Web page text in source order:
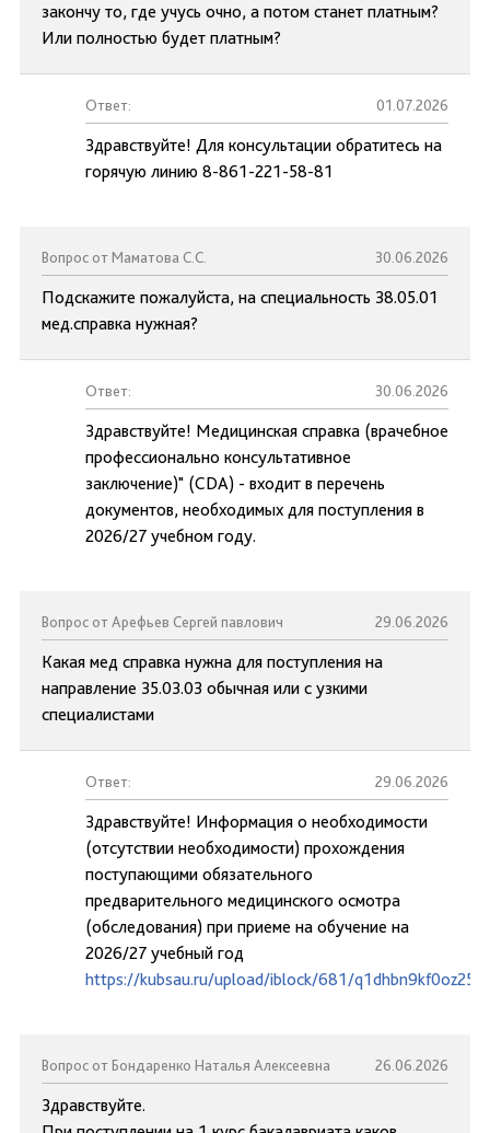
закончу то, где учусь очно, а потом станет платным?
Или полностью будет платным?
Ответ: 01.07.2026
Здравствуйте! Для консультации обратитесь на
горячую линию 8-861-221-58-81
Вопрос от Маматова С.С. 30.06.2026
Подскажите пожалуйста, на специальность 38.05.01
мед.справка нужная?
Ответ: 30.06.2026
Здравствуйте! Медицинская справка (врачебное
профессионально консультативное
заключение)" (CDA) - входит в перечень
документов, необходимых для поступления в
2026/27 учебном году.
Вопрос от Арефьев Сергей павлович 29.06.2026
Какая мед справка нужна для поступления на
направление 35.03.03 обычная или с узкими
специалистами
Ответ: 29.06.2026
Здравствуйте! Информация о необходимости
(отсутствии необходимости) прохождения
поступающими обязательного
предварительного медицинского осмотра
(обследования) при приеме на обучение на
2026/27 учебный год
https://kubsau.ru/upload/iblock/681/
Вопрос от Бондаренко Наталья Алексеевна 26.06.2026
Здравствуйте.